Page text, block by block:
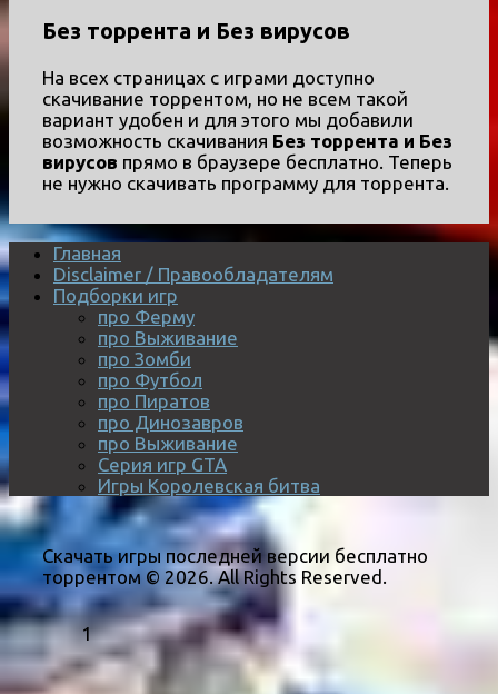
Без торрента и Без вирусов
На всех страницах с играми доступно
скачивание торрентом, но не всем такой
вариант удобен и для этого мы добавили
возможность скачивания Без торрента и Без
вирусов прямо в браузере бесплатно. Теперь
не нужно скачивать программу для торрента.
Главная
Disclaimer / Правообладателям
Подборки игр
про Ферму
про Выживание
про Зомби
про Футбол
про Пиратов
про Динозавров
про Выживание
Серия игр GTA
Игры Королевская битва
Скачать игры последней версии бесплатно
торрентом © 2026. All Rights Reserved.
1